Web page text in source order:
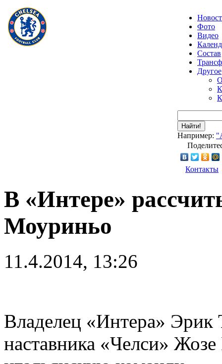
Фото
Видео
Состав
Другое
Найти!
Например:
Контакты
В «Интере»
Моуриньо
11.4.2014, 13:26
Владелец «Интера» Эрик
наставника «Челси»